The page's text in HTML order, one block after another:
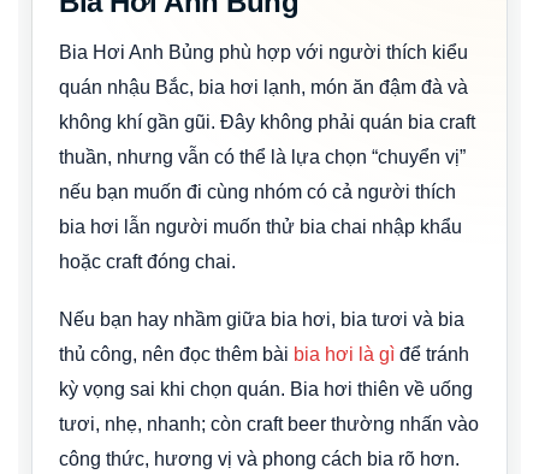
Bia Hơi Anh Bủng phù hợp với người thích kiểu
quán nhậu Bắc, bia hơi lạnh, món ăn đậm đà và
không khí gần gũi. Đây không phải quán bia craft
thuần, nhưng vẫn có thể là lựa chọn “chuyển vị”
nếu bạn muốn đi cùng nhóm có cả người thích
bia hơi lẫn người muốn thử bia chai nhập khẩu
hoặc craft đóng chai.
Nếu bạn hay nhầm giữa bia hơi, bia tươi và bia
thủ công, nên đọc thêm bài bia hơi là gì để tránh
kỳ vọng sai khi chọn quán. Bia hơi thiên về uống
tươi, nhẹ, nhanh; còn craft beer thường nhấn vào
công thức, hương vị và phong cách bia rõ hơn.